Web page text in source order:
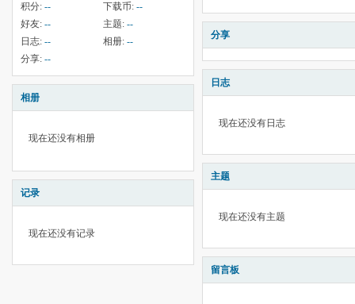
积分: -- 下载币: --
好友: -- 主题: --
日志: -- 相册: --
分享: --
相册
现在还没有相册
记录
现在还没有记录
分享
日志
现在还没有日志
主题
现在还没有主题
留言板